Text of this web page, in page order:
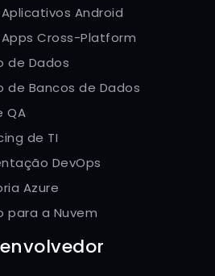
Android
Cross-Platform
de Dados
de Bancos de Dados
QA
de TI
DevOps
Azure
para a Nuvem